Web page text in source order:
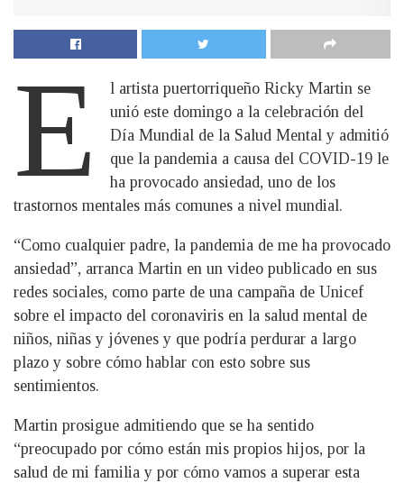
E
l artista puertorriqueño Ricky Martin se
unió este domingo a la celebración del
Día Mundial de la Salud Mental y admitió
que la pandemia a causa del COVID-19 le
ha provocado ansiedad, uno de los
trastornos mentales más comunes a nivel mundial.
“Como cualquier padre, la pandemia de me ha provocado
ansiedad”, arranca Martin en un video publicado en sus
redes sociales, como parte de una campaña de Unicef
sobre el impacto del coronaviris en la salud mental de
niños, niñas y jóvenes y que podría perdurar a largo
plazo y sobre cómo hablar con esto sobre sus
sentimientos.
Martin prosigue admitiendo que se ha sentido
“preocupado por cómo están mis propios hijos, por la
salud de mi familia y por cómo vamos a superar esta